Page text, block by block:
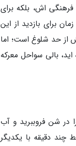
اش، بلکه برای
برای بازدید از این
از حد شلوغ است؛ اما
بالی سواحل معرکه
در شن فروببرید و آب
چند دقیقه با یکدیگر